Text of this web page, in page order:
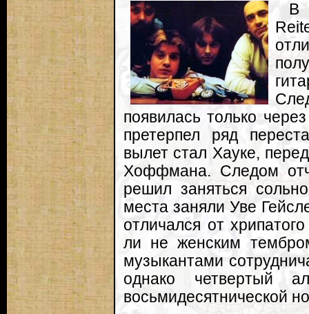
В
появилась только
претерпел ряд
вылет стал Хауке,
Хоффмана. Следом
решил заняться
места заняли Уве
отличался от
ли не женским
музыкантами
однако четвертый
восьмидесятнической